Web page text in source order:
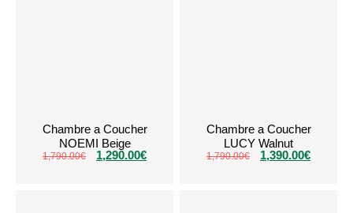
Chambre a Coucher
NOEMI Beige
1,790.00€ 1,290.00€
Chambre a Coucher
LUCY Walnut
1,790.00€ 1,390.00€